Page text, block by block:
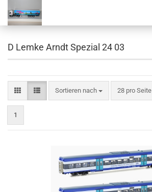
D Lemke Arndt Spezial 24 03
Sortieren nach
Sortieren nach 28 pro Seite
pro Seite
1